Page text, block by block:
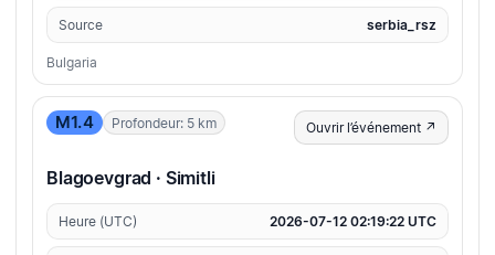
Source serbia_rsz
Bulgaria
M1.4 Profondeur: 5 km Ouvrir l’événement ↗
Blagoevgrad · Simitli
Heure (UTC) 2026-07-12 02:19:22 UTC